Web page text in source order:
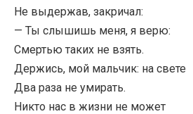
Не выдержав, закричал:
— Ты слышишь меня, я верю:
Смертью таких не взять.
Держись, мой мальчик: на свете
Два раза не умирать.
Никто нас в жизни не может